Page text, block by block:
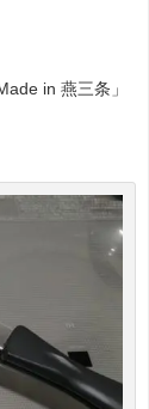
in 燕三条」